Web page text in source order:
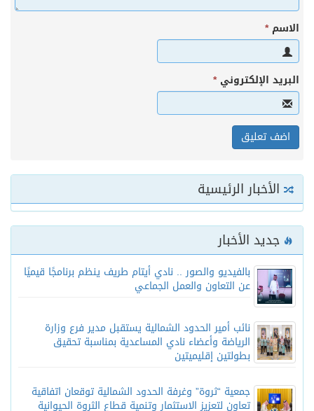
الاسم*
البريد الإلكتروني*
الأخبار الرئيسية
جديد الأخبار
بالفيديو والصور .. نادي أيتام طريف ينظم برنامجًا قيميًا
عن التعاون والعمل الجماعي
نائب أمير الحدود الشمالية يستقبل مدير فرع وزارة
الرياضة وأعضاء نادي المساعدية بمناسبة تحقيق
بطولتين إقليميتين
جمعية “ثروة” وغرفة الحدود الشمالية توقعان اتفاقية
تعاون لتعزيز الاستثمار وتنمية قطاع الثروة الحيوانية